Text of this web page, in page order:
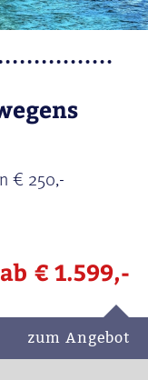
€ 250,-
ab € 1.599,-
zum Angebot